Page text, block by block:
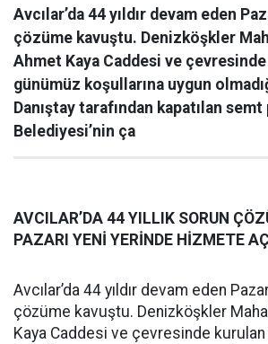
Avcılar’da 44 yıldır devam eden
çözüme kavuştu. Denizköşkler
Ahmet Kaya Caddesi ve
günümüz koşullarına uygun
Danıştay tarafından kapatılan semt
Belediyesi’nin ça
AVCILAR’DA 44 YILLIK SORUN
PAZARI YENİ YERİNDE HİZMETE
Avcılar’da 44 yıldır devam eden
çözüme kavuştu. Denizköşkler
Kaya Caddesi ve çevresinde